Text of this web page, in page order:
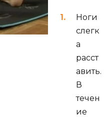
Ноги
слегк
а
расст
авить.
В
течен
ие